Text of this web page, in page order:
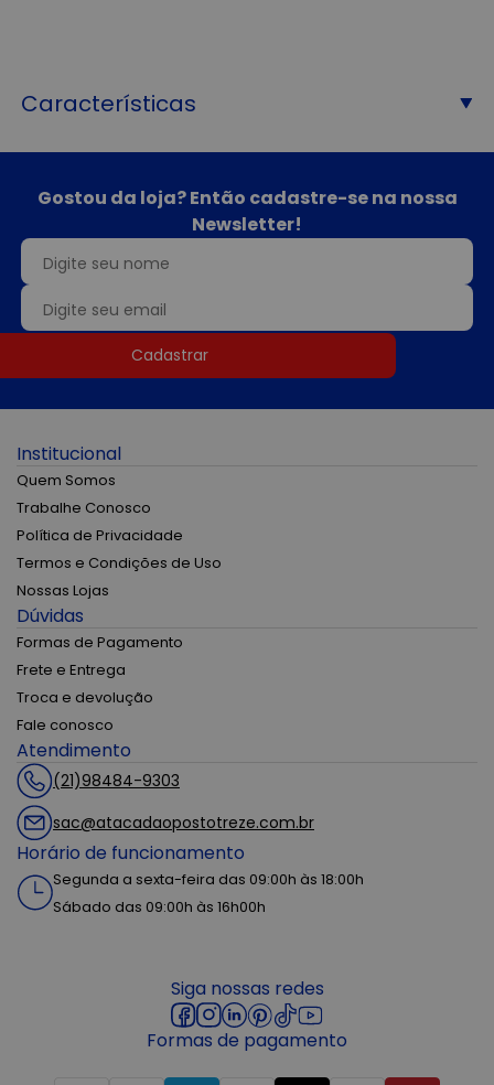
Características
Gostou da loja? Então cadastre-se na nossa
Newsletter!
Cadastrar
Institucional
Quem Somos
Trabalhe Conosco
Política de Privacidade
Termos e Condições de Uso
Nossas Lojas
Dúvidas
Formas de Pagamento
Frete e Entrega
Troca e devolução
Fale conosco
Atendimento
(21)98484-9303
sac@atacadaopostotreze.com.br
Horário de funcionamento
Segunda a sexta-feira das 09:00h às 18:00h
Sábado das 09:00h às 16h00h
Siga nossas redes
Formas de pagamento